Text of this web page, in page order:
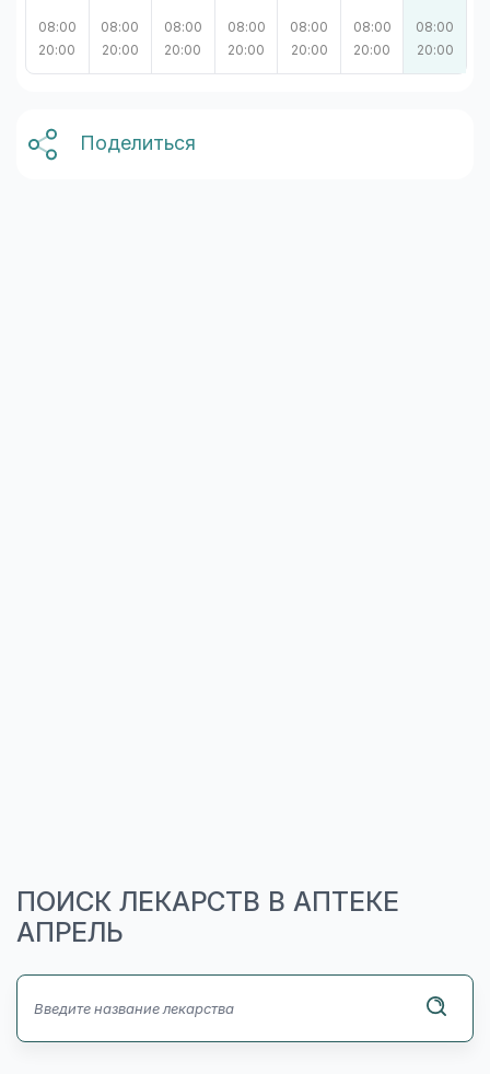
08:00
20:00
08:00
20:00
08:00
20:00
08:00
20:00
08:00
20:00
08:00
20:00
08:00
20:00
Поделиться
ПОИСК ЛЕКАРСТВ В АПТЕКЕ
АПРЕЛЬ